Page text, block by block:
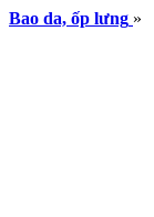
Bao da, ốp lưng »